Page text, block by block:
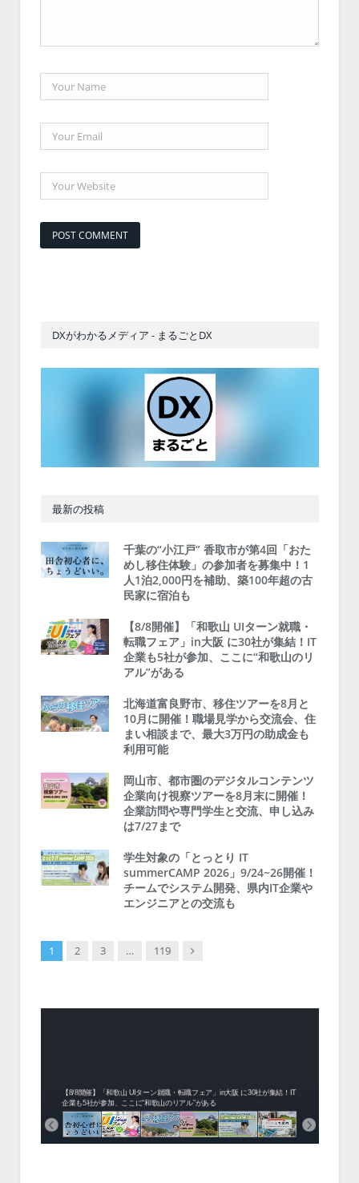
DXがわかるメディア - まるごとDX
最新の投稿
千葉の“小江戸” 香取市が第4回「おた
めし移住体験」の参加者を募集中！1
人1泊2,000円を補助、築100年超の古
民家に宿泊も
【8/8開催】「和歌山 UIターン就職・
転職フェア」in大阪 に30社が集結！IT
企業も5社が参加、ここに“和歌山のリ
アル”がある
北海道富良野市、移住ツアーを8月と
10月に開催！職場見学から交流会、住
まい相談まで、最大3万円の助成金も
利用可能
岡山市、都市圏のデジタルコンテンツ
企業向け視察ツアーを8月末に開催！
企業訪問や専門学生と交流、申し込み
は7/27まで
学生対象の「とっとり IT
summerCAMP 2026」9/24~26開催！
チームでシステム開発、県内IT企業や
エンジニアとの交流も
1 2 3 … 119 Next
【8/8開催】「和歌山 UIターン就職・転職フェア」in大阪 に30社が集結！IT
企業も5社が参加、ここに“和歌山のリアル”がある